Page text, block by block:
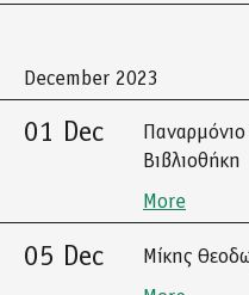
December 2023
01 Dec
Βιβλιοθήκη
More
05 Dec
Μίκης